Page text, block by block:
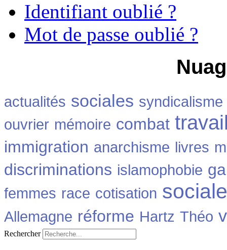
Identifiant oublié ?
Mot de passe oublié ?
actualités sociales syndicalisme
ouvrier mémoire combat
immigration anarchisme livres
discriminations islamophobie
femmes race cotisation sociale
Allemagne réforme Hartz Théo
Rechercher